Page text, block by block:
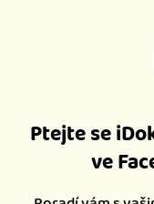
Ptejte se
ve